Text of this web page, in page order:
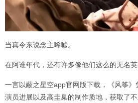
当真令东说念主唏嘘。
在阿谁年代，还有许多像他们这么的无名英
一言以蔽之星空app官网版下载，《风筝
演员进展以及高圭臬的制作质地，获取了不